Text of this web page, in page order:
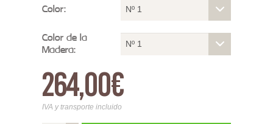
Color: Nº 1
Color de la
Madera: Nº 1
264,00€
IVA y transporte incluido